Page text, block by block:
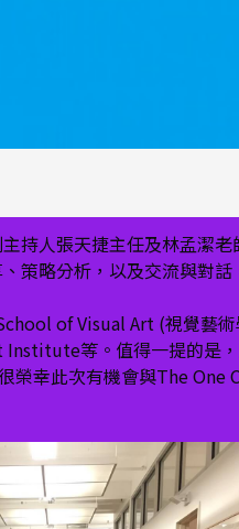
持人張天捷主任及林孟潔
策略分析，以及交流與對
of Visual Art (視覺藝
等。值得一提的是
榮幸此次有機會與The